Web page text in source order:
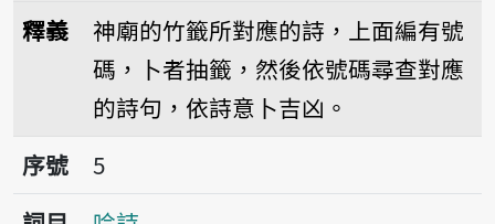
釋義
神廟的竹籤所對應的詩，上面編有號
碼，卜者抽籤，然後依號碼尋查對應
的詩句，依詩意卜吉凶。
序號5吟詩
序號
5